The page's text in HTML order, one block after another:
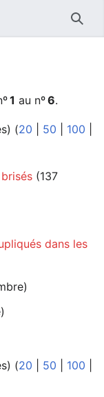
1 au nº6.
) (20 50 100
dans les
) (20 50 100